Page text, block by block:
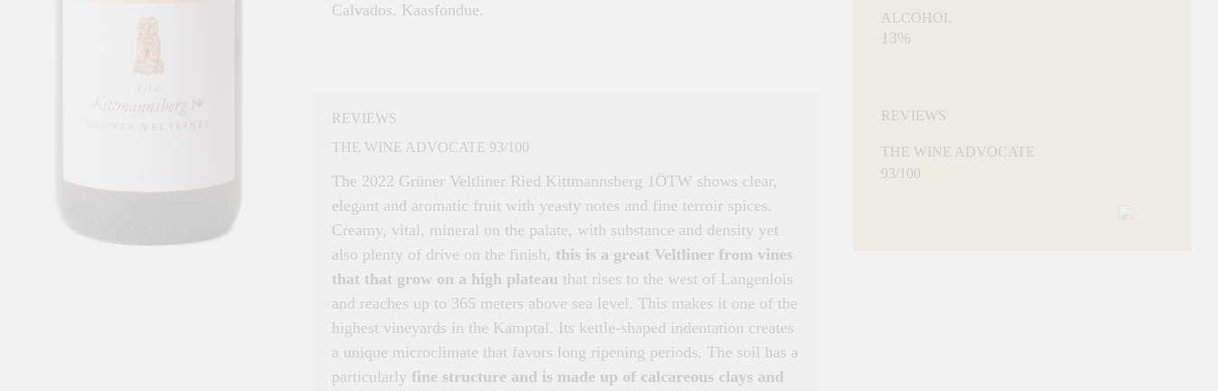
Calvados. Kaasfondue.
REVIEWS
THE WINE ADVOCATE 93/100
The 2022 Grüner Veltliner Ried Kittmannsberg 1ÖTW shows clear,
elegant and aromatic fruit with yeasty notes and fine terroir spices.
Creamy, vital, mineral on the palate, with substance and density yet
also plenty of drive on the finish, this is a great Veltliner from vines
that that grow on a high plateau that rises to the west of Langenlois
and reaches up to 365 meters above sea level. This makes it one of the
highest vineyards in the Kamptal. Its kettle-shaped indentation creates
a unique microclimate that favors long ripening periods. The soil has a
particularly fine structure and is made up of calcareous clays and
ALCOHOL
13%
REVIEWS
THE WINE ADVOCATE
93/100